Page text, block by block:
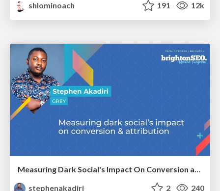
shlominoach
191 12k
Measuring Dark Social's Impact On Conversion and Attribution
stephenakadiri
2 240